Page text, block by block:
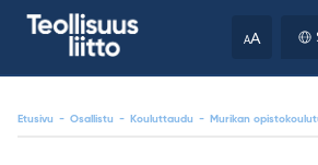
AA
Etusivu - Osallistu - Kouluttaudu - Murikan
clipboard.)